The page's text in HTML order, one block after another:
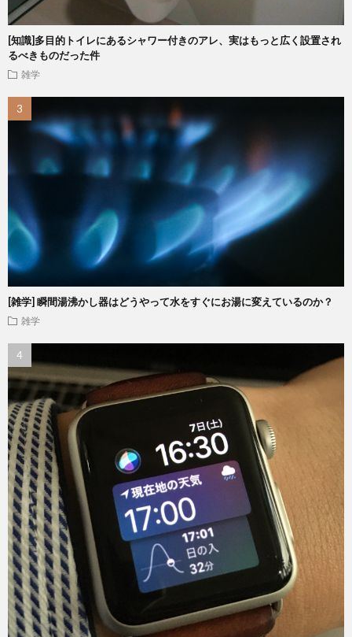
[知識]多目的トイレにあるシャワー付きのアレ、実はもっと広く設置され
るべきものだった件
雑学
[雑学] 瞬間湯沸かし器はどうやって水をすぐにお湯に変えているのか？
雑学